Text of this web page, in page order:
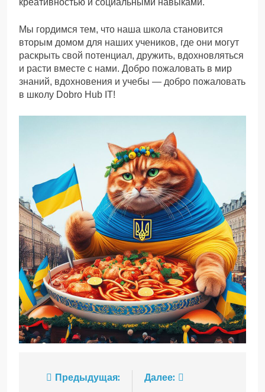
креативностью и социальными навыками.
Мы гордимся тем, что наша школа становится
вторым домом для наших учеников, где они могут
раскрыть свой потенциал, дружить, вдохновляться
и расти вместе с нами. Добро пожаловать в мир
знаний, вдохновения и учебы — добро пожаловать
в школу Dobro Hub IT!
Навигация
Предыдущая: Далее: